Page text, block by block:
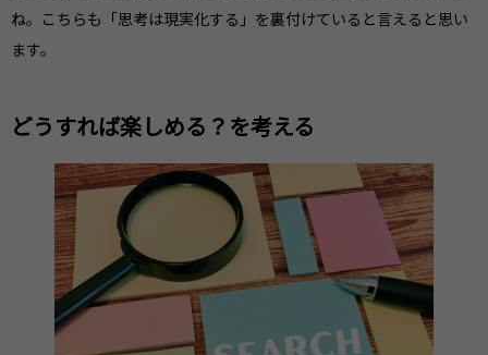
ね。こちらも「思考は現実化する」を裏付けていると言えると思い
ます。
どうすれば楽しめる？を考える